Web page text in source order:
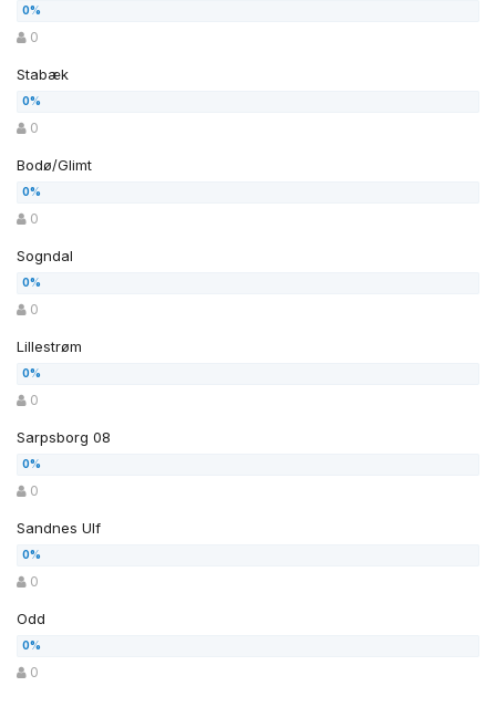
0
Stabæk
0
Bodø/Glimt
0
Sogndal
0
Lillestrøm
0
Sarpsborg 08
0
Sandnes Ulf
0
Odd
0